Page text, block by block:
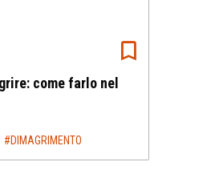
come farlo nel
#DIMAGRIMENTO